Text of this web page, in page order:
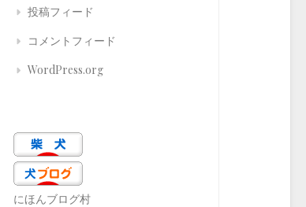
投稿フィード
コメントフィード
WordPress.org
にほんブログ村